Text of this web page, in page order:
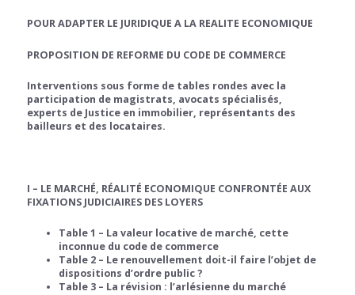
POUR ADAPTER LE JURIDIQUE A LA REALITE ECONOMIQUE
PROPOSITION DE REFORME DU CODE DE COMMERCE
Interventions sous forme de tables rondes avec la
participation de magistrats, avocats spécialisés,
experts de Justice en immobilier, représentants des
bailleurs et des locataires.
I – LE MARCHÉ, RÉALITÉ ECONOMIQUE CONFRONTÉE AUX
FIXATIONS JUDICIAIRES DES LOYERS
Table 1 – La valeur locative de marché, cette
inconnue du code de commerce
Table 2 – Le renouvellement doit-il faire l’objet de
dispositions d’ordre public ?
Table 3 – La révision : l’arlésienne du marché